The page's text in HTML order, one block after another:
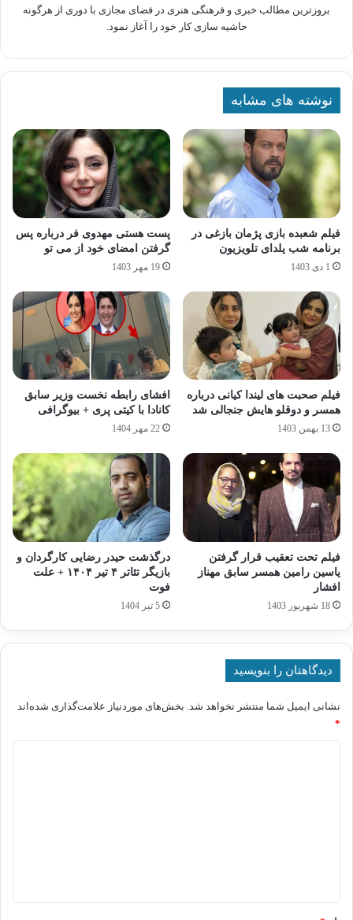
بروزترین مطالب خبری و فرهنگی هنری در فضای مجازی با دوری از هرگونه
حاشیه سازی کار خود را آغاز نمود.
نوشته های مشابه
فیلم شعبده‌ بازی پژمان بازغی در
برنامه شب یلدای تلویزیون
1 دی 1403
پست هستی مهدوی فر درباره پس
گرفتن امضای خود از می‌ تو
19 مهر 1403
فیلم صحبت های لیندا کیانی درباره
همسر و دوقلو هایش جنجالی شد
13 بهمن 1403
افشای رابطه نخست وزیر سابق
کانادا با کیتی پری + بیوگرافی
22 مهر 1404
فیلم تحت تعقیب قرار گرفتن
یاسین رامین همسر سابق مهناز
افشار
18 شهریور 1403
درگذشت حیدر رضایی کارگردان و
بازیگر تئاتر ۴ تیر ۱۴۰۴ + علت
فوت
5 تیر 1404
دیدگاهتان را بنویسید
نشانی ایمیل شما منتشر نخواهد شد. بخش‌های موردنیاز علامت‌گذاری شده‌اند
*